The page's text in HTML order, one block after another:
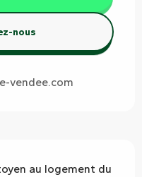
nous
vendee.com
au logement du